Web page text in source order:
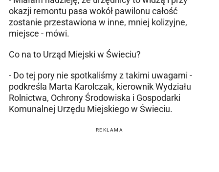
okazji remontu pasa wokół pawilonu całość
zostanie przestawiona w inne, mniej kolizyjne,
miejsce - mówi.
Co na to Urząd Miejski w Świeciu?
- Do tej pory nie spotkaliśmy z takimi uwagami -
podkreśla Marta Karolczak, kierownik Wydziału
Rolnictwa, Ochrony Środowiska i Gospodarki
Komunalnej Urzędu Miejskiego w Świeciu.
REKLAMA